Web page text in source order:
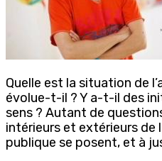
Quelle est la situation de
évolue-t-il ? Y a-t-il des
sens ? Autant de
intérieurs et extérieurs de
publique se posent, et à